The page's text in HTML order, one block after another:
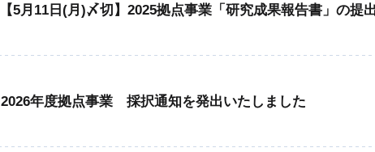
【5月11日(月)〆切】2025拠点事業「研究成果報告書」の提
2026年度拠点事業 採択通知を発出いたしました